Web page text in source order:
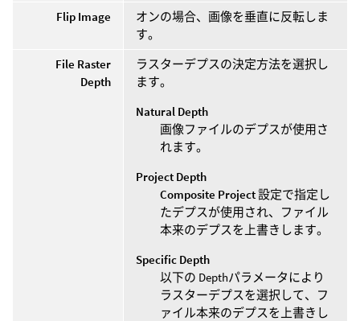
Flip Image
オンの場合、画像を垂直に反転しま
す。
File Raster
Depth
ラスターデプスの決定方法を選択し
ます。
Natural Depth
画像ファイルのデプスが使用さ
れます。
Project Depth
Composite Project設定で指定し
たデプスが使用され、ファイル
本来のデプスを上書きします。
Specific Depth
以下の Depthパラメータにより
ラスターデプスを選択して、フ
ァイル本来のデプスを上書きし